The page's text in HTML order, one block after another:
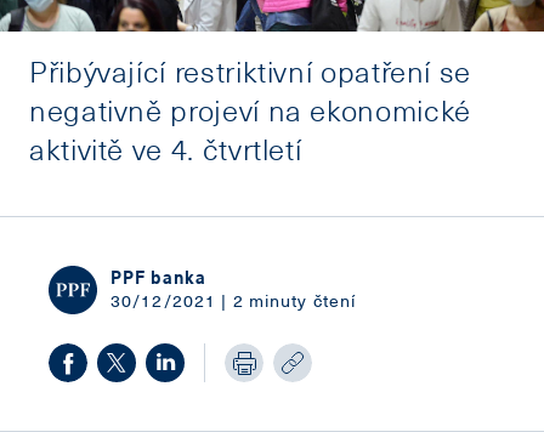
Přibývající restriktivní opatření se
negativně projeví na ekonomické
aktivitě ve 4. čtvrtletí
PPF banka
30/12/2021 | 2 minuty čtení